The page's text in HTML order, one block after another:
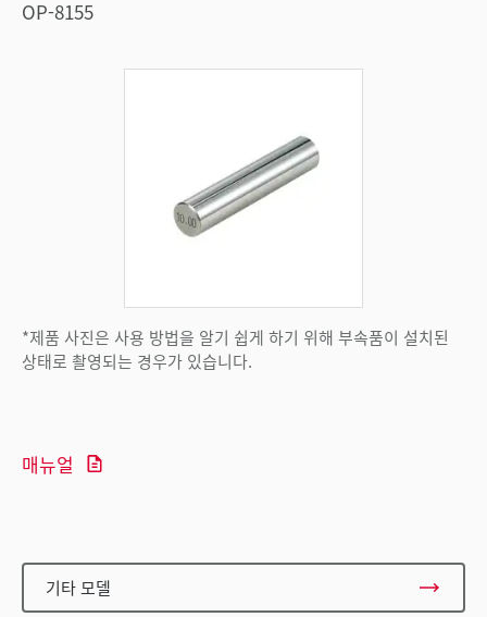
OP-8155
*제품 사진은 사용 방법을 알기 쉽게 하기 위해 부속품이 설치된
상태로 촬영되는 경우가 있습니다.
매뉴얼
기타 모델